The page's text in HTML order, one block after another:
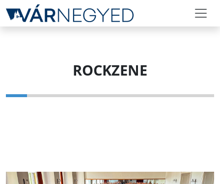
ROCKZENE